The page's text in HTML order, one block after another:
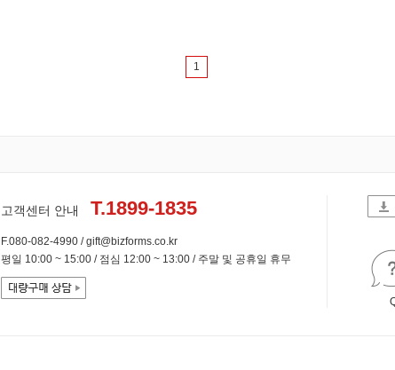
1
고객센터 안내 T.1899-1835
F.080-082-4990 / gift@bizforms.co.kr
평일 10:00 ~ 15:00 / 점심 12:00 ~ 13:00 / 주말 및 공휴일 휴무